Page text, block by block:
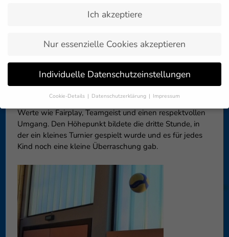
Markdorf, war „VOLLEYBALL macht SCHULE“ für drei
Grundlagen im Pritschen und Baggern, sowie soziale
Werte wie Fairplay, Teamgeist und einen respektvollen
Umgang. Den Höhepunkt bildete die dritte Stunde, in
der ein kleines Turnier gespielt wurde und es für jedes
Kind noch eine kleine Überraschung gab.
Ich akzeptiere
Nur essenzielle Cookies akzeptieren
Individuelle Datenschutzeinstellungen
Cookie-Details Datenschutzerklärung Impressum
Datenschutzeinstellungen
Wenn Sie unter 16 Jahre alt sind und Ihre Zustimmung zu
freiwilligen Diensten geben möchten, müssen Sie Ihre
Erziehungsberechtigten um Erlaubnis bitten.
Website. Einige von ihnen sind essenziell, während andere uns
helfen, diese Website und Ihre Erfahrung zu verbessern.
Personenbezogene Daten können verarbeitet werden (z. B. IP-
Adressen), z. B. für personalisierte Anzeigen und Inhalte oder
Anzeigen- und Inhaltsmessung.
Verwendung Ihrer Daten finden Sie in unserer
Datenschutzerklärung.